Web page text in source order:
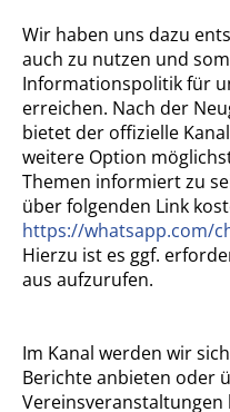
Wir haben uns dazu
auch zu nutzen und
Informationspolitik für
erreichen. Nach der
bietet der offizielle
weitere Option
Themen informiert zu
über folgenden Link
https://whatsapp.com/
Hierzu ist es ggf.
aus aufzurufen.
Im Kanal werden wir
Berichte anbieten oder